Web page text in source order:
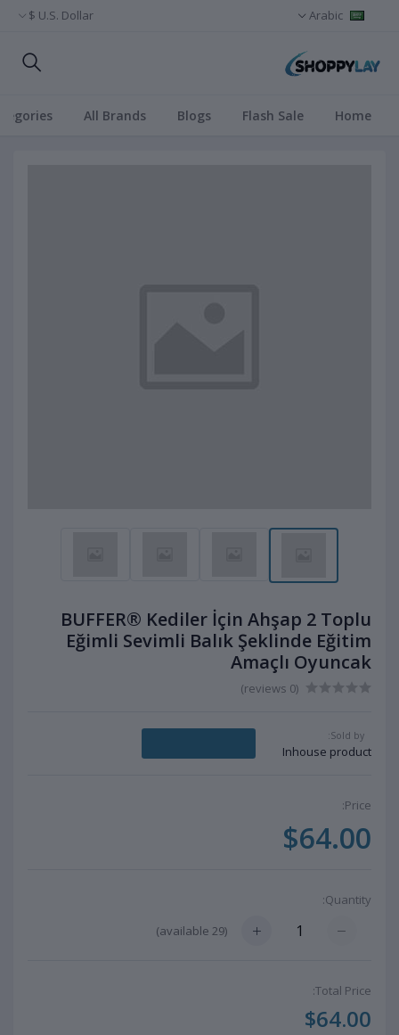
Arabic
U.S. Dollar $
Home
Flash Sale
Blogs
All Brands
BUFFER® Kediler İçin Ahşap 2 Toplu
Eğimli Sevimli Balık Şeklinde Eğitim
Amaçlı Oyuncak
(0 reviews)
Sold by:
Inhouse product
Price:
$64.00
Quantity:
(
29
Total Price:
$64.00